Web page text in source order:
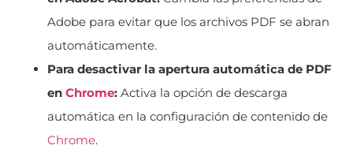
Adobe para evitar que los archivos PDF se abran
automáticamente.
Para desactivar la apertura automática de PDF
en Chrome: Activa la opción de descarga
automática en la configuración de contenido de
Chrome.